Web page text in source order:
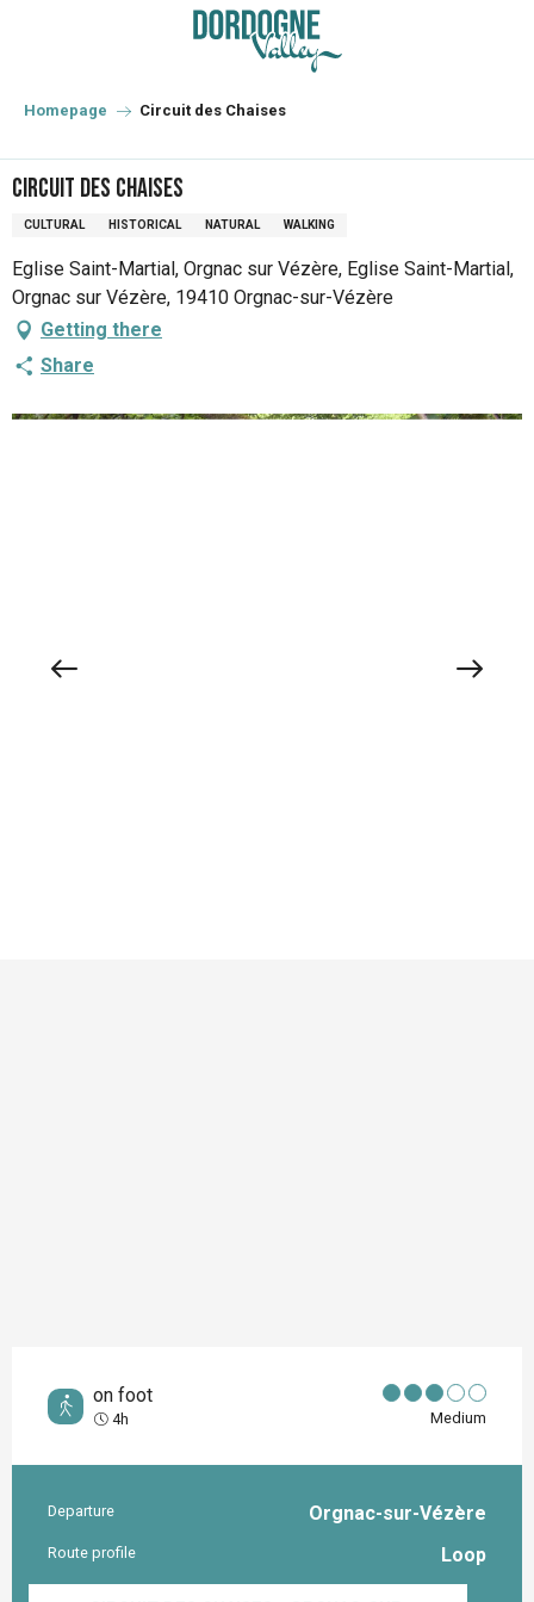
principal
Homepage Circuit des Chaises
Circuit des Chaises
CULTURAL HISTORICAL NATURAL WALKING
Eglise Saint-Martial, Orgnac sur Vézère, Eglise Saint-Martial,
Orgnac sur Vézère, 19410 Orgnac-sur-Vézère
Getting there
Share
on foot
4h Medium
Practical information
Departure Orgnac-sur-Vézère
Route profile Loop